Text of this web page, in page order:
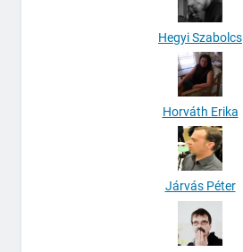
Hegyi Szabolcs
Horváth Erika
Járvás Péter